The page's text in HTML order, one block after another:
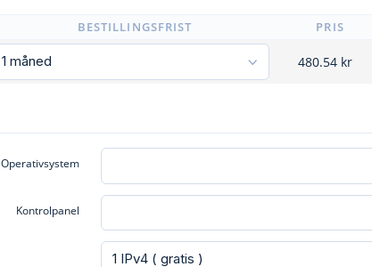
BESTILLINGSFRIST PRIS
480.54kr
Operativsystem
Kontrolpanel